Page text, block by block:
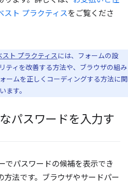
スト プラクティスをご覧くださ
ト プラクティスには、フォームの設
ティを改善する方法や、ブラウザの組み
ームを正しくコーディングする方法に関
ます。
パスワードを入力す
でパスワードの候補を表示でき
方法です。ブラウザやサードパー